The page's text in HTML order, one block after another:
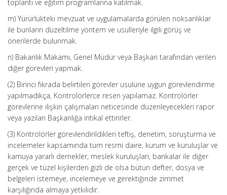
toplantı ve eğitim programlarına katılmak.
m) Yürürlükteki mevzuat ve uygulamalarda görülen noksanlıklar
ile bunların düzeltilme yöntem ve usulleriyle ilgili görüş ve
önerilerde bulunmak.
n) Bakanlık Makamı, Genel Müdür veya Başkan tarafından verilen
diğer görevleri yapmak.
(2) Birinci fıkrada belirtilen görevler usulüne uygun görevlendirme
yapılmadıkça, Kontrolörlerce resen yapılamaz. Kontrolörler
görevlerine ilişkin çalışmaları neticesinde düzenleyecekleri rapor
veya yazıları Başkanlığa intikal ettirirler.
(3) Kontrolörler görevlendirildikleri teftiş, denetim, soruşturma ve
incelemeler kapsamında tüm resmi daire, kurum ve kuruluşlar ve
kamuya yararlı dernekler, meslek kuruluşları, bankalar ile diğer
gerçek ve tüzel kişilerden gizli de olsa bütün defter, dosya ve
belgeleri istemeye, incelemeye ve gerektiğinde zimmet
karşılığında almaya yetkilidir.